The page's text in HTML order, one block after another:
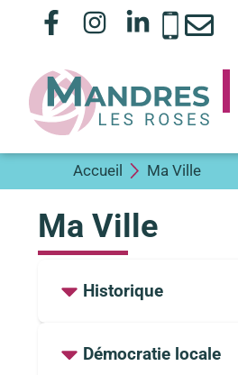
Accueil Ma Ville
Ma Ville
Historique
Démocratie locale